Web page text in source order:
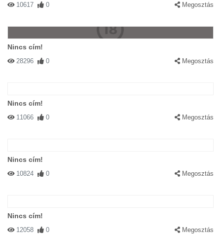
10617 0 Megosztás
Nincs cím!
28296 0 Megosztás
Nincs cím!
11066 0 Megosztás
Nincs cím!
10824 0 Megosztás
Nincs cím!
12058 0 Megosztás